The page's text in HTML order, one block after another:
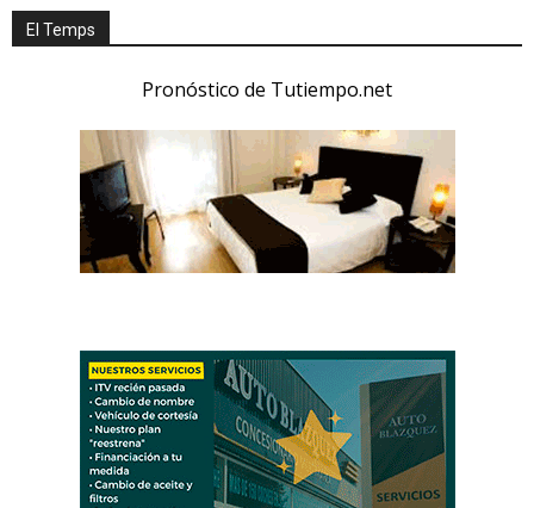
El Temps
Pronóstico de Tutiempo.net